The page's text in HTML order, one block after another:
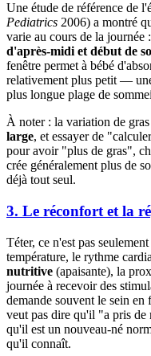
Une étude de référence de
Pediatrics 2006) a montré
varie au cours de la journée
d'après-midi et début de
fenêtre permet à bébé
relativement plus petit —
plus longue plage de
À noter : la variation de gras
large, et essayer de
pour avoir "plus de gras",
crée généralement plus de
déjà tout seul.
3. Le réconfort et la
Téter, ce n'est pas
température, le rythme
nutritive (apaisante), la
journée à recevoir des
demande souvent le sein
veut pas dire qu'il "a pris
qu'il est un nouveau-né
qu'il connaît.